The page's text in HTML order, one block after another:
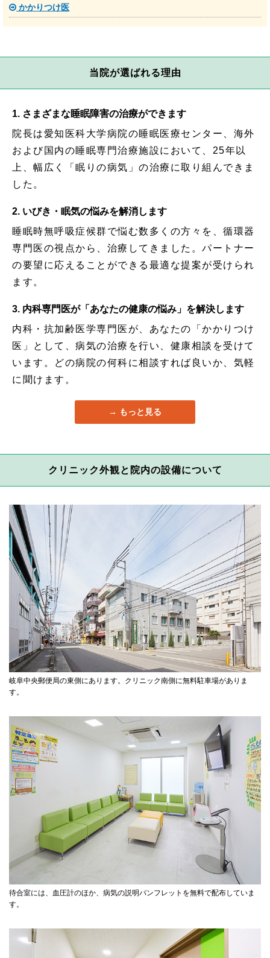
かかりつけ医
当院が選ばれる理由
1. さまざまな睡眠障害の治療ができます
院長は愛知医科大学病院の睡眠医療センター、海外
および国内の睡眠専門治療施設において、25年以
上、幅広く「眠りの病気」の治療に取り組んできま
した。
2. いびき・眠気の悩みを解消します
睡眠時無呼吸症候群で悩む数多くの方々を、循環器
専門医の視点から、治療してきました。パートナー
の要望に応えることができる最適な提案が受けられ
ます。
3. 内科専門医が「あなたの健康の悩み」を解決します
内科・抗加齢医学専門医が、あなたの「かかりつけ
医」として、病気の治療を行い、健康相談を受けて
います。どの病院の何科に相談すれば良いか、気軽
に聞けます。
もっと見る
クリニック外観と院内の設備について
岐阜中央郵便局の東側にあります。クリニック南側に無料駐車場がありま
す。
待合室には、血圧計のほか、病気の説明パンフレットを無料で配布していま
す。